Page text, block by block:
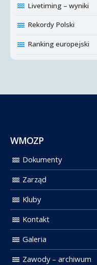
Livetiming – wyniki
Rekordy Polski
Ranking europejski
WMOZP
Dokumenty
Zarząd
Kluby
Kontakt
Galeria
Zawody – archiwum